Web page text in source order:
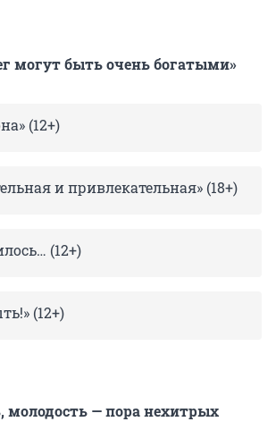
могут быть очень богатыми»
(12+)
и привлекательная» (18+)
(12+)
(12+)
молодость — пора нехитрых